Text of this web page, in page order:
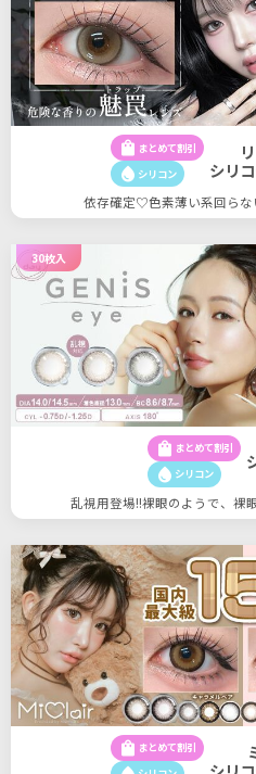
shopping_bag まとめて割引
water_drop シリコン
シリ
依存確定♡色素薄い系回らな
30枚入
shopping_bag まとめて割引
water_drop シリコン
乱視用登場!!裸眼のようで、裸
shopping_bag まとめて割引